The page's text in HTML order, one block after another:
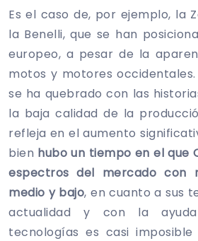
Es el caso de, por ejemplo, la
la Benelli, que se han
europeo, a pesar de la
motos y motores
se ha quebrado con las
la baja calidad de la
refleja en el aumento
bien hubo un tiempo en el que
espectros del mercado con
medio y bajo, en cuanto a sus
actualidad y con la
tecnologías es casi